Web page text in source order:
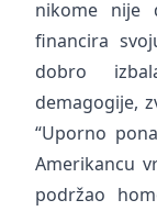
nikome nije
financira
dobro
demagogije,
“Uporno
Amerikancu
podržao